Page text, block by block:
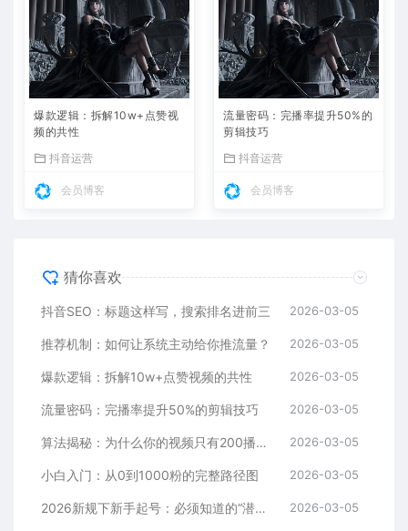
爆款逻辑：拆解10w+点赞视
频的共性
抖音运营
会员博客
流量密码：完播率提升50%的
剪辑技巧
抖音运营
会员博客
猜你喜欢
抖音SEO：标题这样写，搜索排名进前三 2026-03-05
推荐机制：如何让系统主动给你推流量？ 2026-03-05
爆款逻辑：拆解10w+点赞视频的共性 2026-03-05
流量密码：完播率提升50%的剪辑技巧 2026-03-05
算法揭秘：为什么你的视频只有200播放？ 2026-03-05
小白入门：从0到1000粉的完整路径图 2026-03-05
2026新规下新手起号：必须知道的“潜规则” 2026-03-05